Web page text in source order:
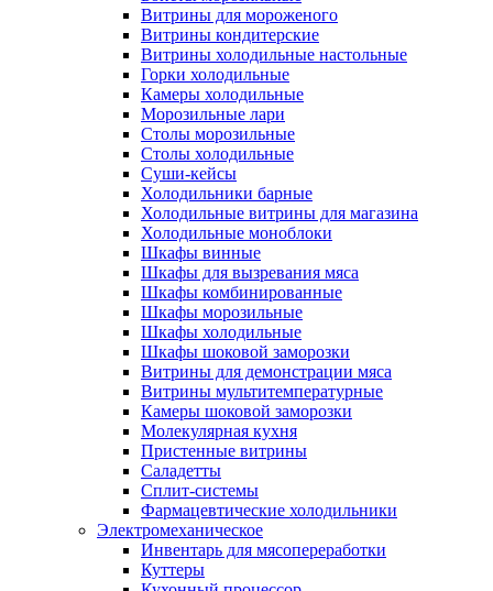
Витрины для мороженого
Витрины кондитерские
Витрины холодильные настольные
Горки холодильные
Камеры холодильные
Морозильные лари
Столы морозильные
Столы холодильные
Суши-кейсы
Холодильники барные
Холодильные витрины для магазина
Холодильные моноблоки
Шкафы винные
Шкафы для вызревания мяса
Шкафы комбинированные
Шкафы морозильные
Шкафы холодильные
Шкафы шоковой заморозки
Витрины для демонстрации мяса
Витрины мультитемпературные
Камеры шоковой заморозки
Молекулярная кухня
Пристенные витрины
Саладетты
Сплит-системы
Фармацевтические холодильники
Электромеханическое
Инвентарь для мясопереработки
Куттеры